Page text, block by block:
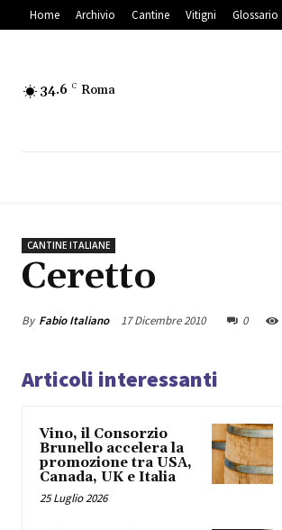
Home Archivio Cantine Vitigni Glossario
34.6 C Roma
CANTINE ITALIANE
Ceretto
By Fabio Italiano 17 Dicembre 2010 0
Articoli interessanti
Vino, il Consorzio
Brunello accelera la
promozione tra USA,
Canada, UK e Italia
25 Luglio 2026